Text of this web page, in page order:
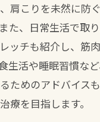
肩こりを未然に防
た、日常生活で取
ッチも紹介し、筋
生活や睡眠習慣な
ためのアドバイス
療を目指します。